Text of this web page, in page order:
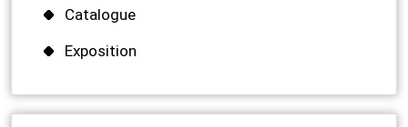
Catalogue
Exposition